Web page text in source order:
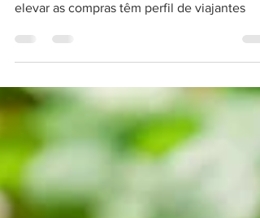
Quatro em cada dez consumidores que vão
elevar as compras têm perfil de viajantes